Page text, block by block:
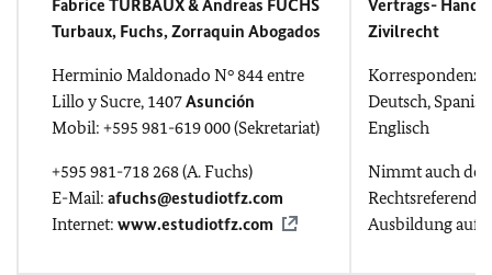
Fabrice TURBAUX & Andreas FUCHS
Turbaux, Fuchs, Zorraquin Abogados
Herminio Maldonado N° 844 entre
Lillo y Sucre, 1407Asunción
Mobil: +595 981-619 000 (Sekretariat)
+595 981-718 268 (A. Fuchs)
E-Mail: afuchs@estudiotfz.com
Internet: www.estudiotfz.com
Vertrags-
Zivilrecht
Korrespondenz
Deutsch,
Englisch
Nimmt auch
Ausbildung auf.